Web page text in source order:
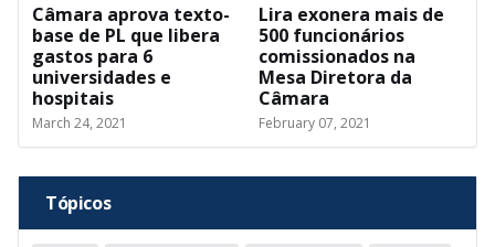
Câmara aprova texto-
base de PL que libera
gastos para 6
universidades e
hospitais
March 24, 2021
Lira exonera mais de
500 funcionários
comissionados na
Mesa Diretora da
Câmara
February 07, 2021
Tópicos